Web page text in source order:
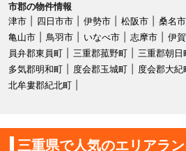
市郡の物件情報
津市
四日市市 伊勢市 松阪市 桑名市
亀山市
鳥羽市 いなべ市 志摩市 伊
員弁郡東員町
三重郡菰野町 三重郡朝日
多気郡明和町
度会郡玉城町 度会郡大紀
北牟婁郡紀北町
三重県で人気のエリアラ